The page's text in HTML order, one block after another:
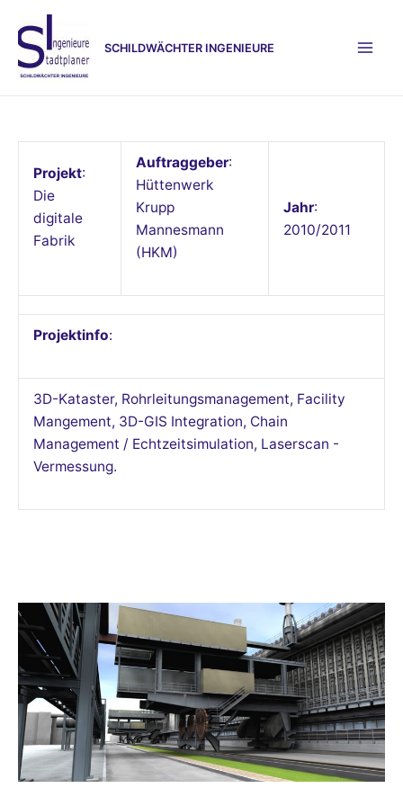
Inhalt
springen
SCHILDWÄCHTER INGENIEURE
Projekt:
Die
digitale
Fabrik
Auftraggeber:
Hüttenwerk
Krupp
Mannesmann
(HKM)
Jahr:
2010/2011
Projektinfo:
3D-Kataster, Rohrleitungsmanagement, Facility
Mangement, 3D-GIS Integration, Chain
Management / Echtzeitsimulation, Laserscan -
Vermessung.